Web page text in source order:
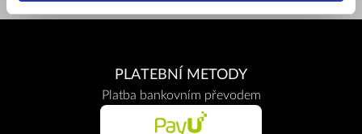
PLATEBNÍ METODY
Platba bankovním převodem